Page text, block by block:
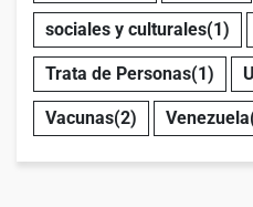
sociales y culturales(1)
Trata de Personas(1)
Vacunas(2) Venezuela